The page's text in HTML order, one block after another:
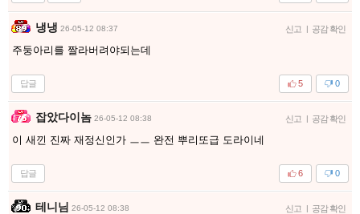
냉냉 26-05-12 08:37 신고 | 공감 확인
주둥아리를 짤라버려야되는데
답글 0
5
잡았다이놈 26-05-12 08:38 신고 | 공감 확인
이 새낀 진짜 재정신인가 ㅡㅡ 완전 뿌리또급 도라이네
답글 0
6
테니님 26-05-12 08:38 신고 | 공감 확인